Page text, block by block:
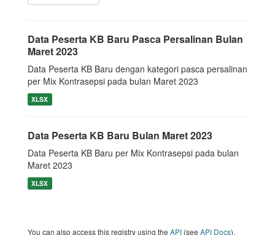
Data Peserta KB Baru Pasca Persalinan Bulan
Maret 2023
Data Peserta KB Baru dengan kategori pasca persalinan
per Mix Kontrasepsi pada bulan Maret 2023
XLSX
Data Peserta KB Baru Bulan Maret 2023
Data Peserta KB Baru per Mix Kontrasepsi pada bulan
Maret 2023
XLSX
You can also access this registry using the API (see API Docs).